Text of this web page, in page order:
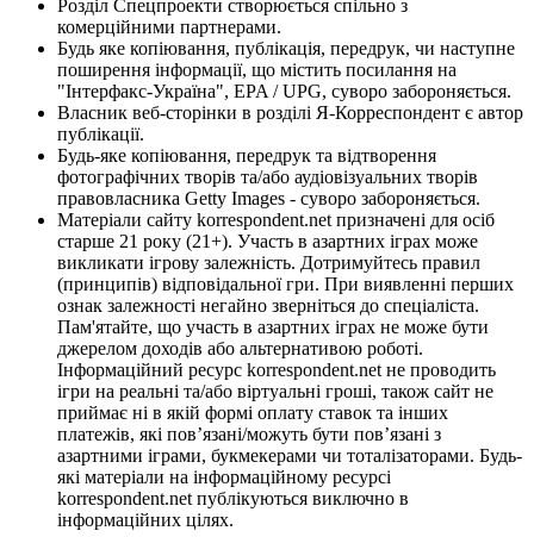
Розділ Спецпроекти створюється спільно з
комерційними партнерами.
Будь яке копіювання, публікація, передрук, чи наступне
поширення інформації, що містить посилання на
"Інтерфакс-Україна", EPA / UPG, суворо забороняється.
Власник веб-сторінки в розділі Я-Корреспондент є автор
публікації.
Будь-яке копіювання, передрук та відтворення
фотографічних творів та/або аудіовізуальних творів
правовласника Getty Images - суворо забороняється.
Матеріали сайту korrespondent.net призначені для осіб
старше 21 року (21+). Участь в азартних іграх може
викликати ігрову залежність. Дотримуйтесь правил
(принципів) відповідальної гри. При виявленні перших
ознак залежності негайно зверніться до спеціаліста.
Пам'ятайте, що участь в азартних іграх не може бути
джерелом доходів або альтернативою роботі.
Інформаційний ресурс korrespondent.net не проводить
ігри на реальні та/або віртуальні гроші, також сайт не
приймає ні в якій формі оплату ставок та інших
платежів, які пов’язані/можуть бути пов’язані з
азартними іграми, букмекерами чи тоталізаторами. Будь-
які матеріали на інформаційному ресурсі
korrespondent.net публікуються виключно в
інформаційних цілях.